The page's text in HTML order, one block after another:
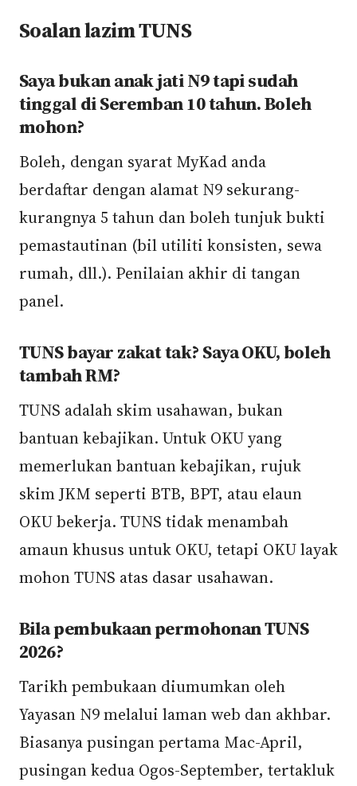
Soalan lazim TUNS
Saya bukan anak jati N9 tapi sudah
tinggal di Seremban 10 tahun. Boleh
mohon?
Boleh, dengan syarat MyKad anda
berdaftar dengan alamat N9 sekurang-
kurangnya 5 tahun dan boleh tunjuk bukti
pemastautinan (bil utiliti konsisten, sewa
rumah, dll.). Penilaian akhir di tangan
panel.
TUNS bayar zakat tak? Saya OKU, boleh
tambah RM?
TUNS adalah skim usahawan, bukan
bantuan kebajikan. Untuk OKU yang
memerlukan bantuan kebajikan, rujuk
skim JKM seperti BTB, BPT, atau elaun
OKU bekerja. TUNS tidak menambah
amaun khusus untuk OKU, tetapi OKU layak
mohon TUNS atas dasar usahawan.
Bila pembukaan permohonan TUNS
2026?
Tarikh pembukaan diumumkan oleh
Yayasan N9 melalui laman web dan akhbar.
Biasanya pusingan pertama Mac-April,
pusingan kedua Ogos-September, tertakluk